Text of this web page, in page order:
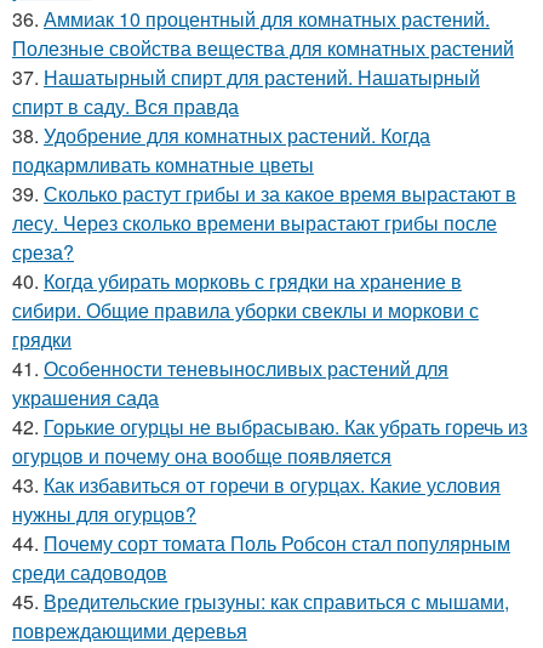
36. Аммиак 10 процентный для комнатных растений.
Полезные свойства вещества для комнатных растений
37. Нашатырный спирт для растений. Нашатырный
спирт в саду. Вся правда
38. Удобрение для комнатных растений. Когда
подкармливать комнатные цветы
39. Сколько растут грибы и за какое время вырастают в
лесу. Через сколько времени вырастают грибы после
среза?
40. Когда убирать морковь с грядки на хранение в
сибири. Общие правила уборки свеклы и моркови с
грядки
41. Особенности теневыносливых растений для
украшения сада
42. Горькие огурцы не выбрасываю. Как убрать горечь из
огурцов и почему она вообще появляется
43. Как избавиться от горечи в огурцах. Какие условия
нужны для огурцов?
44. Почему сорт томата Поль Робсон стал популярным
среди садоводов
45. Вредительские грызуны: как справиться с мышами,
повреждающими деревья